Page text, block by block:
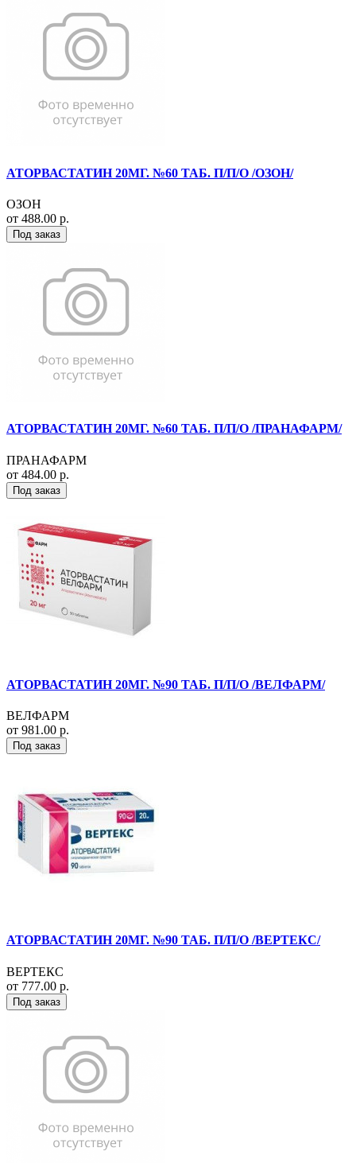
АТОРВАСТАТИН 20МГ. №60 ТАБ. П/П/О /ОЗОН/
ОЗОН
от 488.00 р.
Под заказ
АТОРВАСТАТИН 20МГ. №60 ТАБ. П/П/О /ПРАНАФАРМ/
ПРАНАФАРМ
от 484.00 р.
Под заказ
АТОРВАСТАТИН 20МГ. №90 ТАБ. П/П/О /ВЕЛФАРМ/
ВЕЛФАРМ
от 981.00 р.
Под заказ
АТОРВАСТАТИН 20МГ. №90 ТАБ. П/П/О /ВЕРТЕКС/
ВЕРТЕКС
от 777.00 р.
Под заказ